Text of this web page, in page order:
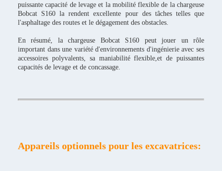
puissante capacité de levage et la mobilité flexible de la chargeuse
Bobcat S160 la rendent excellente pour des tâches telles que
l'asphaltage des routes et le dégagement des obstacles.
En résumé, la chargeuse Bobcat S160 peut jouer un rôle
important dans une variété d'environnements d'ingénierie avec ses
accessoires polyvalents, sa maniabilité flexible,et de puissantes
capacités de levage et de concassage.
Appareils optionnels pour les excavatrices: